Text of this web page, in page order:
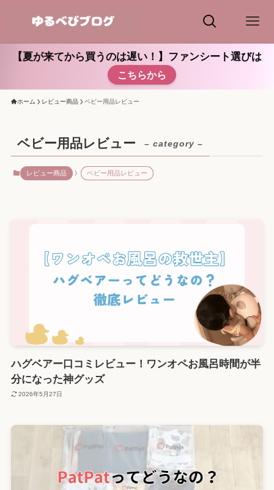
【夏が来てから買うのは遅い！】ファンシート選びは
こちらから
ホーム レビュー商品 ベビー用品レビュー
ベビー用品レビュー – category –
レビュー商品 ベビー用品レビュー
ハグベアー口コミレビュー！ワンオペお風呂時間が半
分になった神グッズ
2026年5月27日